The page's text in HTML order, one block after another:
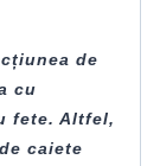
de
cu
fete. Altfel,
caiete